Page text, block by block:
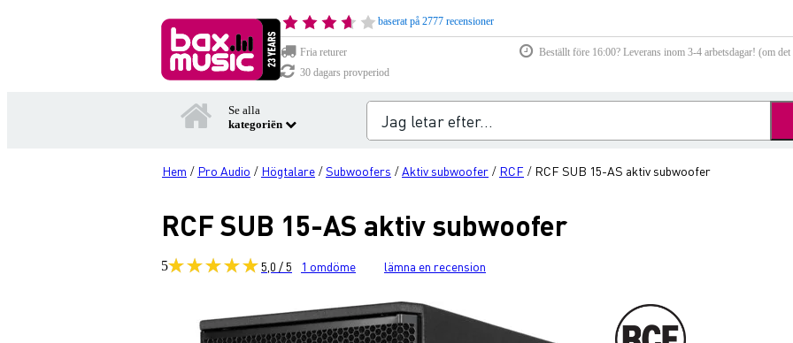
baserat på 2777 recensioner
Fria returer
Beställt före 16:00? Leverans inom 3-4 arbetsdagar! (om
30 dagars provperiod
Se alla
kategoriën
Hem / Pro Audio / Högtalare /Subwoofers /Aktiv subwoofer / RCF / RCF SUB 15-AS aktiv subwoofer
RCF SUB 15-AS aktiv subwoofer
5 5,0 / 5 1 omdöme lämna en recension